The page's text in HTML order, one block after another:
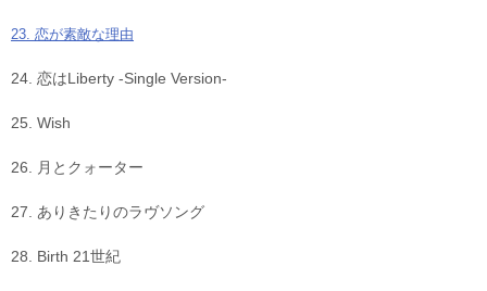
23. 恋が素敵な理由
24. 恋はLiberty -Single Version-
25. Wish
26. 月とクォーター
27. ありきたりのラヴソング
28. Birth 21世紀